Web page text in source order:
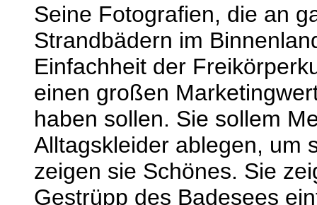
Seine Fotografien, die an
Strandbädern im
Einfachheit der
einen großen
haben sollen. Sie sollem
Alltagskleider ablegen, um
zeigen sie Schönes. Sie
Gestrüpp des Badesees